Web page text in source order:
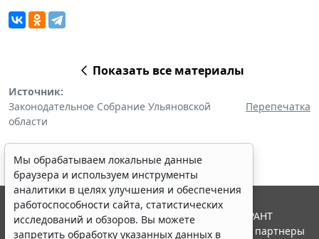
Показать все материалы
Источник:
Законодательное Собрание Ульяновской
области
Перепечатка
Мы обрабатываем локальные данные
браузера и используем инструменты
аналитики в целях улучшения и обеспечения
работоспособности сайта, статистических
исследований и обзоров. Вы можете
запретить обработку указанных данных в
© ООО "НПП "ГАРАНТ-СЕРВИС", 2026. Система ГАРАНТ
выпускается с 1990 года. Компания "Гарант" и ее партнеры